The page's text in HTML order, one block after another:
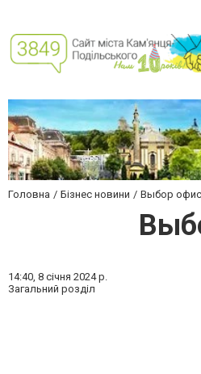
Головна Бізнес новини Выбор
14:40, 8 січня 2024 р.
Загальний розділ